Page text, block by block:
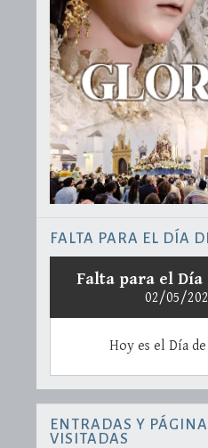
FALTA PARA EL DÍA
Falta para el Día
02/05/
Hoy es el Día
ENTRADAS Y
VISITADAS